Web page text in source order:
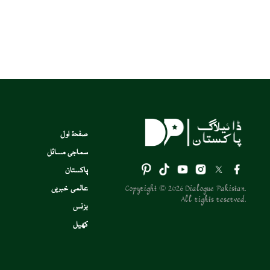
Copyright © 2026 Dialogue Pakistan.
All rights reserved.
صفحۂ اول
سماجی مسائل
پاکستان
عالمی خبریں
بزنس
کھیل